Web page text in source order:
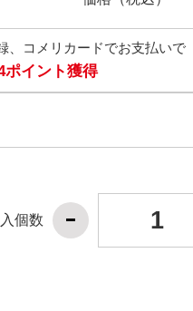
、コメリカードでお支払いで
ポイント獲得
個数